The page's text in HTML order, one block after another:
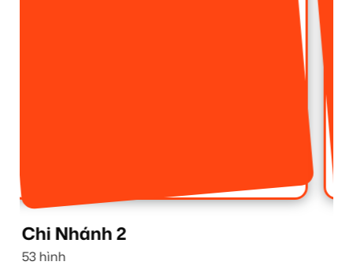
Chi Nhánh 1
16 hình